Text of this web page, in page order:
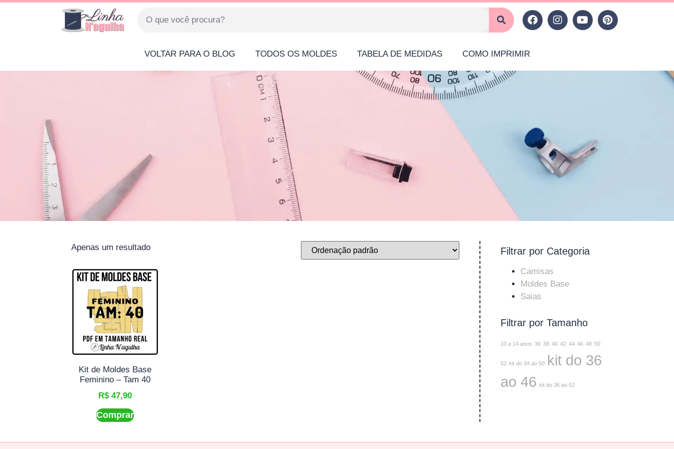
VOLTAR PARA O BLOG TODOS OS MOLDES TABELA DE MEDIDAS COMO IMPRIMIR
Apenas um resultado
Kit de Moldes Base
Feminino – Tam 40
R$47,90
Comprar
Filtrar por Categoria
Camisas
Moldes Base
Saias
Filtrar por Tamanho
10 a 14 anos 36 38 40 42 44 46 48 50
52 kit do 34 ao 50 kit do 36
ao 46 kit do 36 ao 52